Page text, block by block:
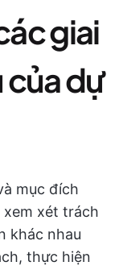
giai
của dự
mục đích
xem xét trách
khác nhau
thực hiện